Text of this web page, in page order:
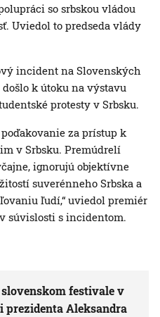
so srbskou vládou
Uviedol to predseda vlády
incident na Slovenských
k útoku na výstavu
protesty v Srbsku.
za prístup k
v Srbsku. Premúdrelí
ignorujú objektívne
suverénneho Srbska a
ľudí,“ uviedol premiér
súvislosti s incidentom.
festivale v
prezidenta Aleksandra